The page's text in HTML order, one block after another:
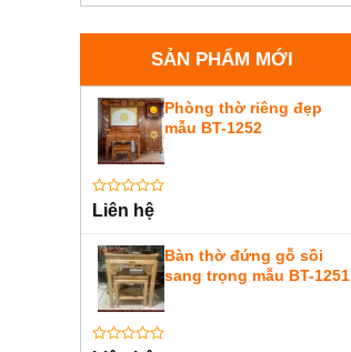
SẢN PHẨM MỚI
Phòng thờ riêng đẹp
mẫu BT-1252
Được
xếp
0
5
sao
Liên hệ
Bàn thờ đứng gỗ sồi
sang trọng mẫu BT-1251